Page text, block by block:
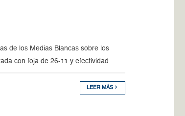
de los Medias Blancas sobre los
con foja de 26-11 y efectividad
LEER MÁS